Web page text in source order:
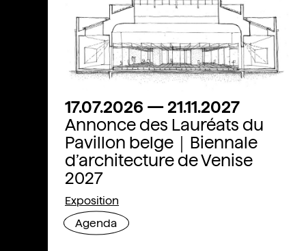
17.07.2026 — 21.11.2027
Annonce des Lauréats du
Pavillon belge｜Biennale
d’architecture de Venise
2027
Exposition
Agenda